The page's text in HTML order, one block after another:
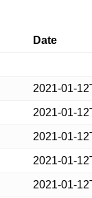
Date
2021-01-
2021-01-
2021-01-
2021-01-
2021-01-